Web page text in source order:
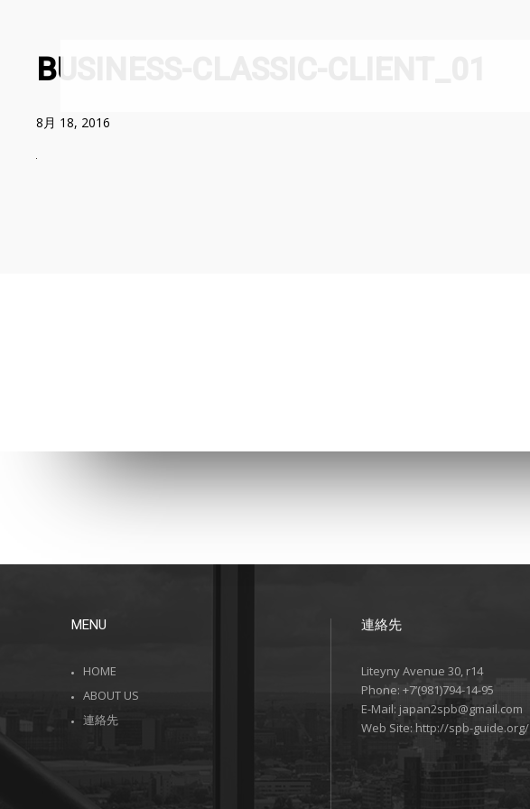
BUSINESS-CLASSIC-CLIENT_01
8月 18, 2016
MENU
HOME
ABOUT US
連絡先
連絡先
Liteyny Avenue 30, r14
Phone: +7’(981)794-14-95
E-Mail: japan2spb@gmail.com
Web Site: http://spb-guide.org/